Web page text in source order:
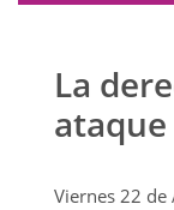
La
Viernes 22